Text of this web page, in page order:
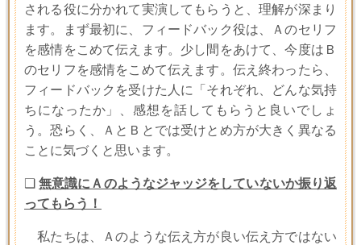
される役に分かれて実演してもらうと、理解が深まり
ます。まず最初に、フィードバック役は、Ａのセリフ
を感情をこめて伝えます。少し間をあけて、今度はＢ
のセリフを感情をこめて伝えます。伝え終わったら、
フィードバックを受けた人に「それぞれ、どんな気持
ちになったか」、感想を話してもらうと良いでしょ
う。恐らく、ＡとＢとでは受けとめ方が大きく異なる
ことに気づくと思います。
❑無意識にＡのようなジャッジをしていないか振り返
ってもらう ！
私たちは、Ａのような伝え方が良い伝え方ではない